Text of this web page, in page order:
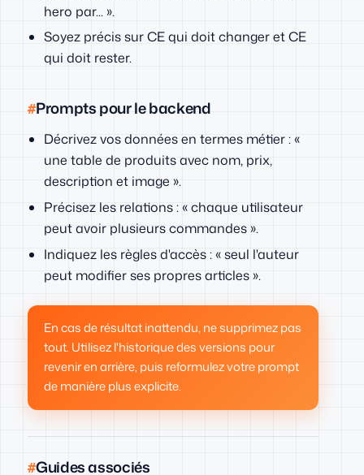
hero par... ».
Soyez précis sur CE qui doit changer et CE
qui doit rester.
Prompts pour le backend
Décrivez vos données en termes métier : «
une table de produits avec nom, prix,
description et image ».
Précisez les relations : « chaque utilisateur
peut avoir plusieurs commandes ».
Indiquez les règles d'accès : « seul l'auteur
peut modifier ses propres articles ».
En cas de résultat inattendu, ne supprimez pas
tout. Utilisez l'historique des versions pour
revenir en arrière, puis reformulez votre prompt
de manière plus explicite.
Guides associés